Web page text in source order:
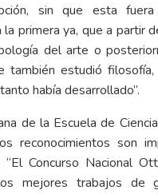
sin que esta
la primera ya, que a partir
del arte o
también estudió
había desarrollado”.
de la Escuela de
reconocimientos son
“El Concurso Nacional
mejores trabajos de